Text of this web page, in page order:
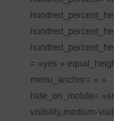
= »yes »
menu_anchor= » »
hide_on_mobile=
visibility,medium-